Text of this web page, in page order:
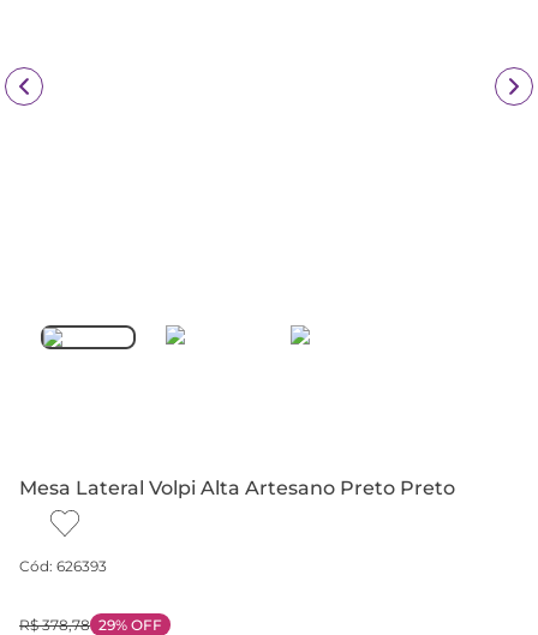
Mesa Lateral Volpi Alta Artesano Preto Preto
Cód: 626393
R$ 378,78 29% OFF